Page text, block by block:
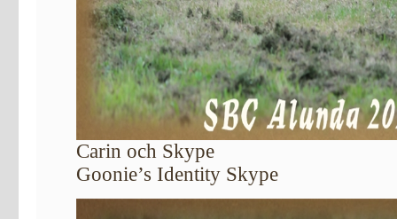
Carin och Skype
Goonie’s Identity Skype